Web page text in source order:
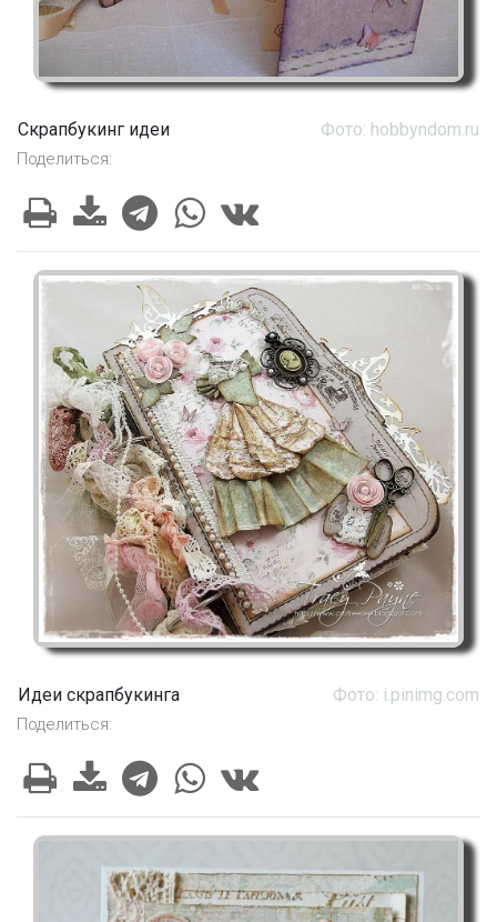
Скрапбукинг идеи Фото: hobbyndom.ru
Поделиться:
Идеи скрапбукинга Фото: i.pinimg.com
Поделиться: